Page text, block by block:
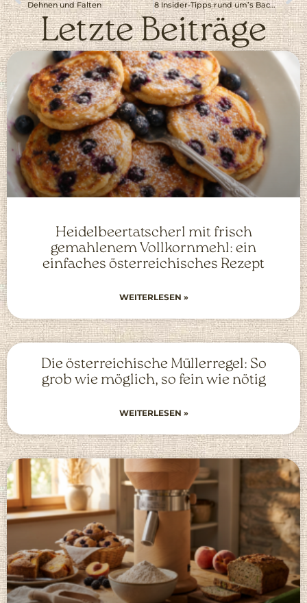
Dehnen und Falten 8 Insider-Tipps rund um’s Backen
Letzte Beiträge
Heidelbeertatscherl mit frisch
gemahlenem Vollkornmehl: ein
einfaches österreichisches Rezept
WEITERLESEN »
Die österreichische Müllerregel: So
grob wie möglich, so fein wie nötig
WEITERLESEN »